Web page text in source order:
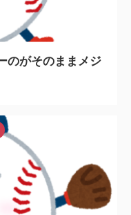
のがそのままメジ